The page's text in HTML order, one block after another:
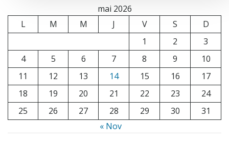
mai 2026
L
M M J V S
D
1
2
3
4
5 6 7 8 9
10
11
12 13 14 15 16
17
18
19 20 21 22 23
24
25
26 27 28 29 30
31
« Nov